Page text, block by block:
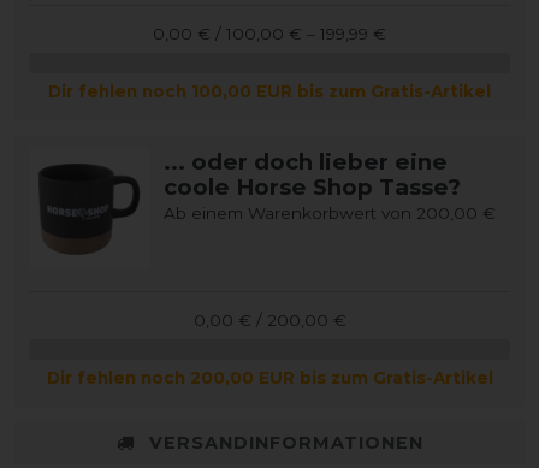
0,00 € / 100,00 € – 199,99 €
Dir fehlen noch 100,00 EUR bis zum Gratis-Artikel
... oder doch lieber eine
coole Horse Shop Tasse?
Ab einem Warenkorbwert von 200,00 €
0,00 € / 200,00 €
Dir fehlen noch 200,00 EUR bis zum Gratis-Artikel
VERSANDINFORMATIONEN